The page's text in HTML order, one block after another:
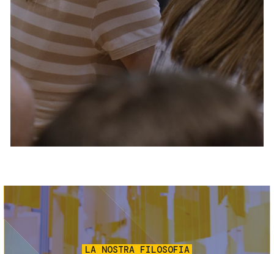
Servizi e accessibilità
Contatti
FAQ
Biglietti
Immagine
LA NOSTRA FILOSOFIA